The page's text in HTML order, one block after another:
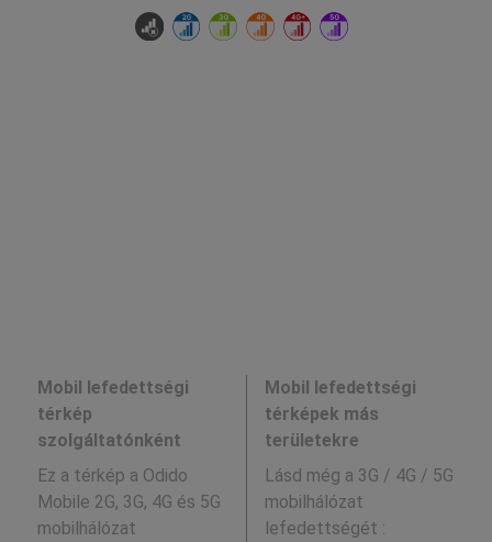
Mobil lefedettségi
térkép
szolgáltatónként
Ez a térkép a Odido
Mobile 2G, 3G, 4G és 5G
mobilhálózat
Mobil lefedettségi
térképek más
területekre
Lásd még a 3G / 4G / 5G
mobilhálózat
lefedettségét :